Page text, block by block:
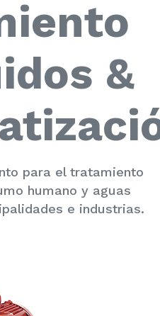
&
para el tratamiento
humano y aguas
e industrias.